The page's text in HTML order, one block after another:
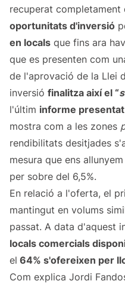
recuperat completament
oportunitats d'inversió
en locals que fins ara
que es presenten com
de l'aprovació de la Llei
inversió finalitza així el “
l'últim informe
mostra com a les zones
rendibilitats desitjades
mesura que ens
per sobre del 6,5%.
En relació a l'oferta, el
mantingut en volums
passat. A data d'aquest
locals comercials
el 64% s'ofereixen per
Com explica Jordi